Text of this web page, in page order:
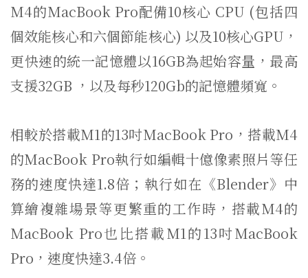
M4的MacBook Pro配備10核心 CPU (包括四
個效能核心和六個節能核心) 以及10核心GPU，
更快速的統一記憶體以16GB為起始容量，最高
支援32GB ，以及每秒120Gb的記憶體頻寬。
相較於搭載M1的13吋MacBook Pro，搭載M4
的MacBook Pro執行如編輯十億像素照片等任
務的速度快達1.8倍；執行如在《Blender》中
算繪複雜場景等更繁重的工作時，搭載M4的
MacBook Pro也比搭載M1的13吋MacBook
Pro，速度快達3.4倍。